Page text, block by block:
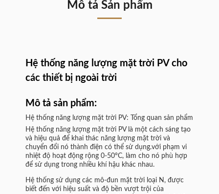
Mô tả Sản phẩm
Hệ thống năng lượng mặt trời PV cho
các thiết bị ngoài trời
Mô tả sản phẩm:
Hệ thống năng lượng mặt trời PV: Tổng quan sản phẩm
Hệ thống năng lượng mặt trời PV là một cách sáng tạo
và hiệu quả để khai thác năng lượng mặt trời và
chuyển đổi nó thành điện có thể sử dụng.với phạm vi
nhiệt độ hoạt động rộng 0-50°C, làm cho nó phù hợp
để sử dụng trong nhiều khí hậu khác nhau.
Hệ thống sử dụng các mô-đun mặt trời loại N, được
biết đến với hiệu suất và độ bền vượt trội của